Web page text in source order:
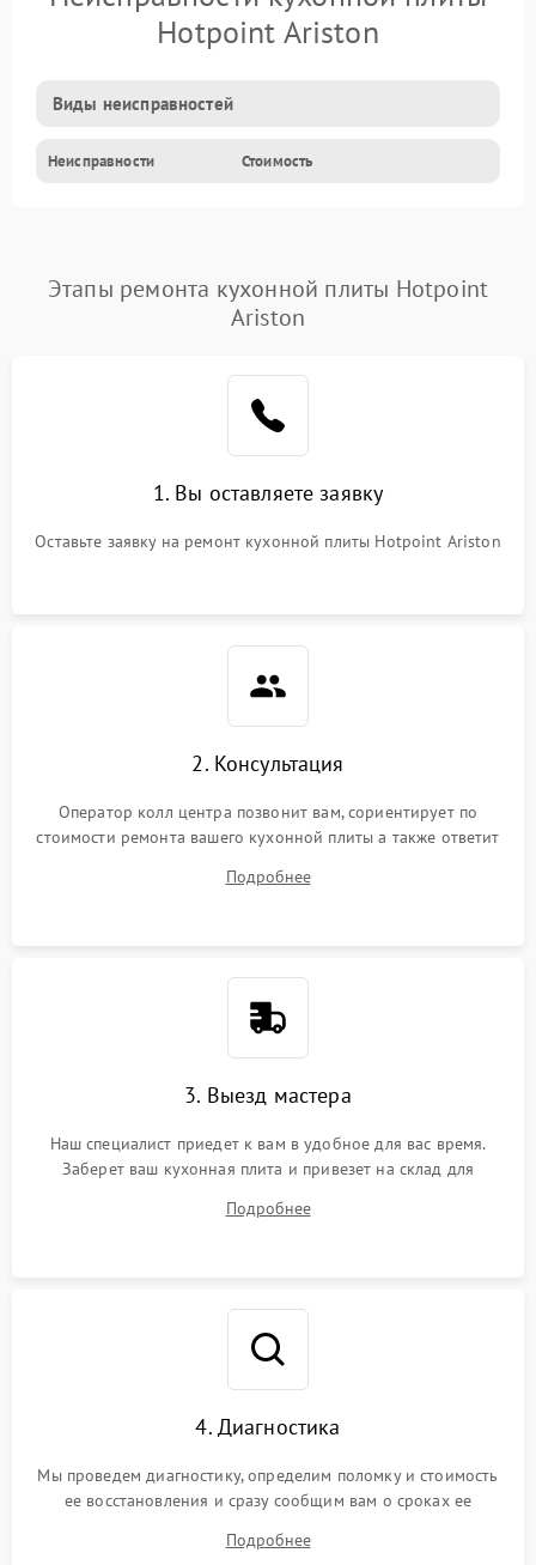
Hotpoint Ariston
Виды неисправностей
Неисправности Стоимость
Этапы ремонта кухонной плиты Hotpoint
Ariston
1. Вы оставляете заявку
Оставьте заявку на ремонт кухонной плиты Hotpoint Ariston
2. Консультация
Оператор колл центра позвонит вам, сориентирует по
стоимости ремонта вашего кухонной плиты а также ответит
Подробнее
3. Выезд мастера
Наш специалист приедет к вам в удобное для вас время.
Заберет ваш кухонная плита и привезет на склад для
Подробнее
4. Диагностика
Мы проведем диагностику, определим поломку и стоимость
ее восстановления и сразу сообщим вам о сроках ее
Подробнее